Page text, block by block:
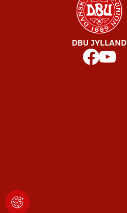
DBU JYLLAND